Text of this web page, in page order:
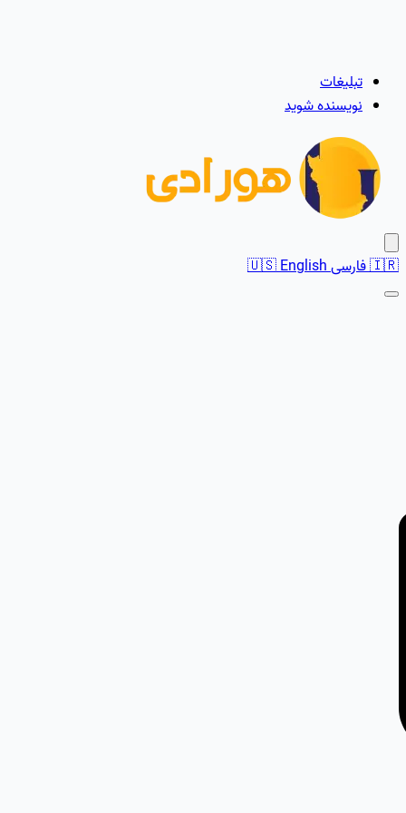
تبلیغات
نویسنده شوید
🇮🇷فارسی 🇺🇸English